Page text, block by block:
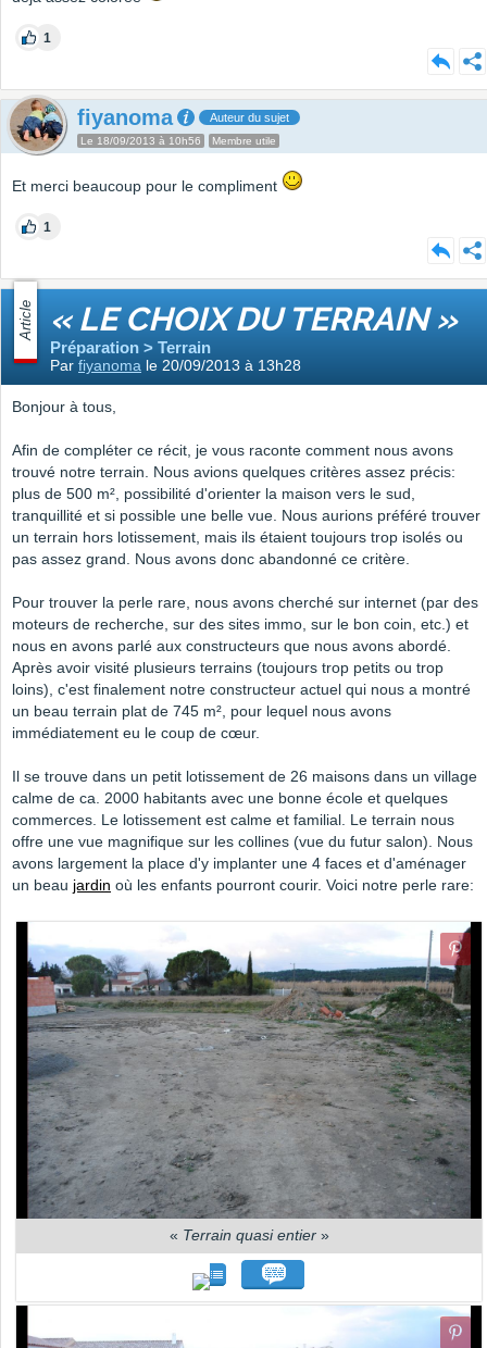
1
fiyanoma Auteur du sujet
Le 18/09/2013 à 10h56 Membre utile
Et merci beaucoup pour le compliment
1
Article « LE CHOIX DU TERRAIN »
Préparation > Terrain
Par fiyanoma le 20/09/2013 à 13h28
Bonjour à tous,
Afin de compléter ce récit, je vous raconte comment nous avons
trouvé notre terrain. Nous avions quelques critères assez précis:
plus de 500 m², possibilité d'orienter la maison vers le sud,
tranquillité et si possible une belle vue. Nous aurions préféré trouver
un terrain hors lotissement, mais ils étaient toujours trop isolés ou
pas assez grand. Nous avons donc abandonné ce critère.
Pour trouver la perle rare, nous avons cherché sur internet (par des
moteurs de recherche, sur des sites immo, sur le bon coin, etc.) et
nous en avons parlé aux constructeurs que nous avons abordé.
Après avoir visité plusieurs terrains (toujours trop petits ou trop
loins), c'est finalement notre constructeur actuel qui nous a montré
un beau terrain plat de 745 m², pour lequel nous avons
immédiatement eu le coup de cœur.
Il se trouve dans un petit lotissement de 26 maisons dans un village
calme de ca. 2000 habitants avec une bonne école et quelques
commerces. Le lotissement est calme et familial. Le terrain nous
offre une vue magnifique sur les collines (vue du futur salon). Nous
avons largement la place d'y implanter une 4 faces et d'aménager
un beau jardin où les enfants pourront courir. Voici notre perle rare:
« Terrain quasi entier»